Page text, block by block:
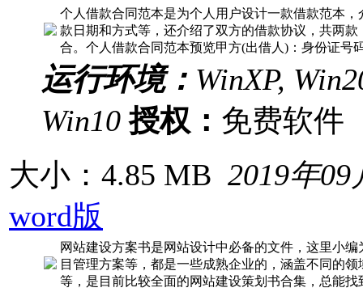
个人借款合同范本是为个人用户设计一款借款范本
款日期和方式等，还介绍了双方的借款协议，共两
合。个人借款合同范本预览甲方(出借人)：身份证号
运行环境： WinXP,
Win10 授权： 免费软
大小：4.85 MB 2019年09
word版
网站建设方案书是网站设计中必备的文件，这里小
目管理方案等，都是一些成熟企业的，涵盖不同的
等，是目前比较全面的网站建设策划书合集，总能找